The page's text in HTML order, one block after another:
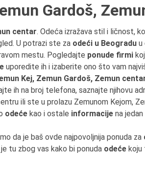
Gardoš,
centar. Odeća izražava stil i ličnost,
U potrazi ste za odeći u Beogradu u
mestu. Pogledajte ponude firmi
uporedite ih i izaberite ono što vam
Kej, Zemun Gardoš, Zemun
ih na broj telefona, saznajte njihovu
ili ste u prolazu Zemunom Kejom,
odeće kao i ostale informacije na
da je baš ovde najpovoljnija ponuda za
tu zbog vas kako bi ponuda odeće koju